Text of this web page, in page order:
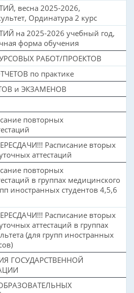
весна 2025-2026,
Ординатура 2 курс
на 2025-2026 учебный год,
форма обучения
РАБОТ/ПРОЕКТОВ
по практике
и ЭКЗАМЕНОВ
повторных
Расписание вторых
аттестаций
повторных
в группах медицинского
иностранных студентов 4,5,6
Расписание вторых
аттестаций в группах
(для групп иностранных
ГОСУДАРСТВЕННОЙ